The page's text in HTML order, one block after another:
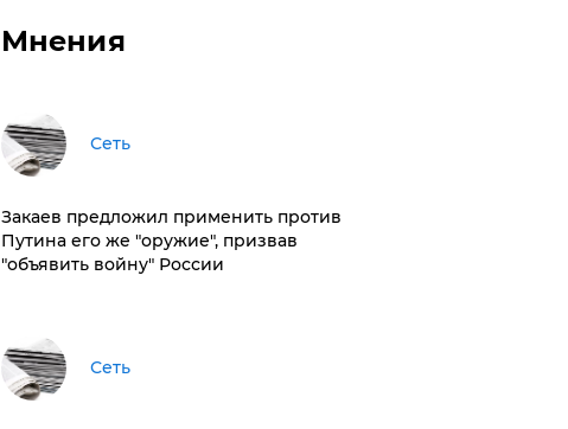
Мнения
Сеть
Закаев предложил применить против
Путина его же "оружие", призвав
"объявить войну" России
Сеть